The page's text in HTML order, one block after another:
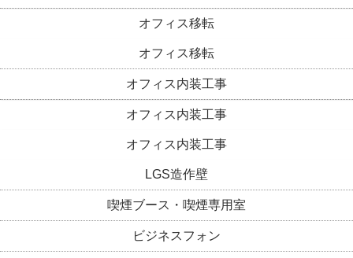
オフィス移転
オフィス移転
オフィス内装工事
オフィス内装工事
オフィス内装工事
LGS造作壁
喫煙ブース・喫煙専用室
ビジネスフォン